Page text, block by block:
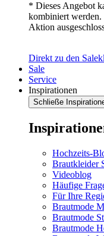
* Dieses Angebot
kombiniert werden.
Aktion
Direkt zu den
Sale
Service
Inspirationen
Schließe
Hochzeits-
Brautkleider
Videoblog
Häufige
Für Ihre
Brautmode
Brautmode
Brautmode